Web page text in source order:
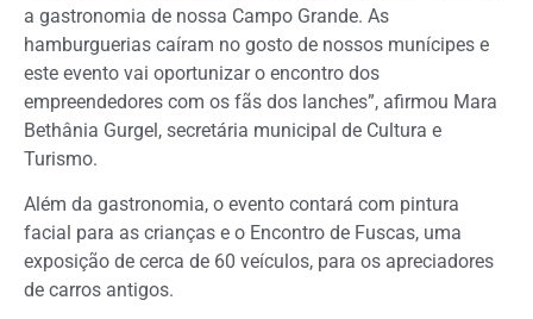
a gastronomia de nossa Campo Grande. As
hamburguerias caíram no gosto de nossos munícipes e
este evento vai oportunizar o encontro dos
empreendedores com os fãs dos lanches”, afirmou Mara
Bethânia Gurgel, secretária municipal de Cultura e
Turismo.
Além da gastronomia, o evento contará com pintura
facial para as crianças e o Encontro de Fuscas, uma
exposição de cerca de 60 veículos, para os apreciadores
de carros antigos.